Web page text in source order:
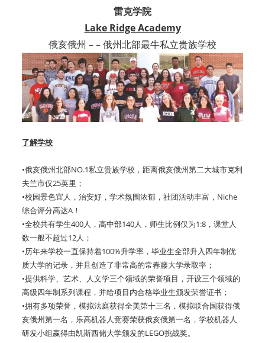
雷克学院
Lake Ridge Academy
俄亥俄州 – – 俄州北部最牛私立贵族学校
了解学校
•俄亥俄州北部NO.1私立贵族学校，距离俄亥俄州第二大城市克利
夫兰市仅25英里；
•校园景色宜人，治安好，学术氛围浓郁，社团活动丰富，Niche
综合评分高达A！
•全校共有学生400人，高中部140人，师生比例仅为1:8，课堂人
数一般不超过12人；
•历年来学校一直保持着100%升学率，毕业生全部升入四年制优
质大学的记录，并且创造了非常高的常春藤大学录取率；
•提供科学、艺术、人文学三个领域的荣誉项目，开设三个领域的
高级四年制系列课程，并给项目内合格毕业生颁发荣誉证书；
•拥有多项荣誉，模拟法庭获得全美第十三名，模拟联合国获得俄
亥俄州第一名，乐高机器人竞赛荣获俄亥俄第一名，学校机器人
研发小组赢得由凯斯西储大学颁发的LEGO挑战奖。